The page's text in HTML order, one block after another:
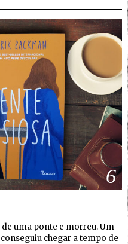
6
uma ponte e morreu. Um
chegar a tempo de